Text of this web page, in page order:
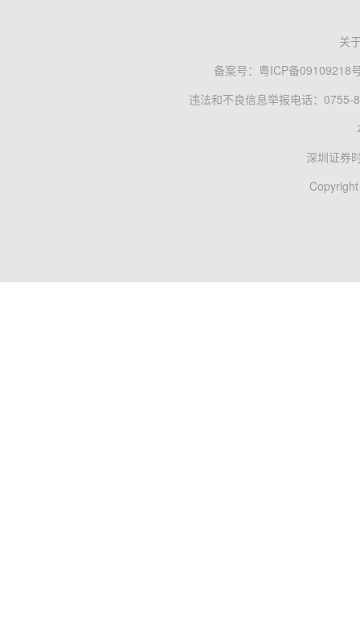
关
备案号： 粤ICP备09109218
违法和不良信息举报电话：0755-
深圳证券